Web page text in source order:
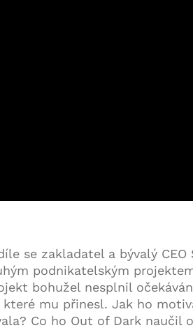
se zakladatel a bývalý CEO
podnikatelským
bohužel nesplnil
mu přinesl. Jak ho
Co ho Out of Dark naučil o